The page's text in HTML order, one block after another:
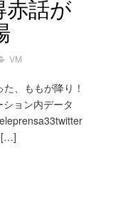
赤話が
VM
、ももが降り！
ョン内データ
[…]